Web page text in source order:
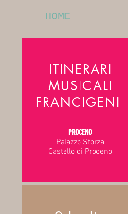
HOME
ITINERARI
MUSICALI
FRANCIGENI
PROCENO
Palazzo Sforza
Castello di Proceno